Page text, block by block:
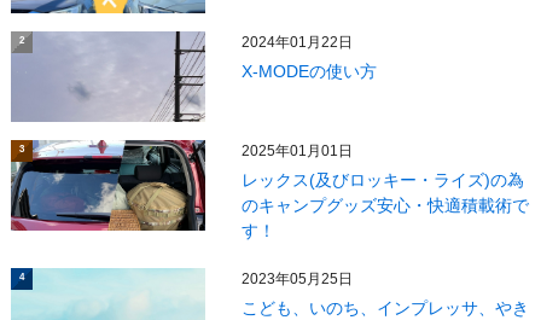
2 2024年01月22日
X‐MODEの使い方
3 2025年01月01日
レックス(及びロッキー・ライズ)の為
のキャンプグッズ安心・快適積載術で
す！
4 2023年05月25日
こども、いのち、インプレッサ、やき